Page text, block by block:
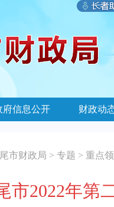
府信息公开 财政动
市财政局 > 专题 > 重点
市2022年第